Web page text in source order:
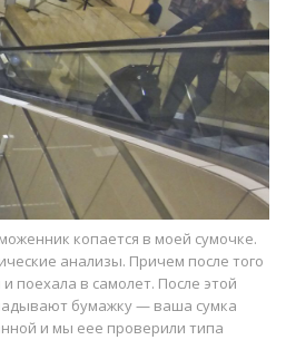
копается в моей сумочке.
анализы. Причем после того
поехала в самолет. После этой
бумажку — ваша сумка
и мы еее проверили типа